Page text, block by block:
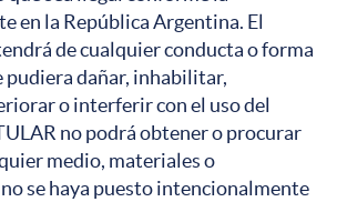
en la República Argentina. El
de cualquier conducta o forma
pudiera dañar, inhabilitar,
o interferir con el uso del
no podrá obtener o procurar
medio, materiales o
se haya puesto intencionalmente